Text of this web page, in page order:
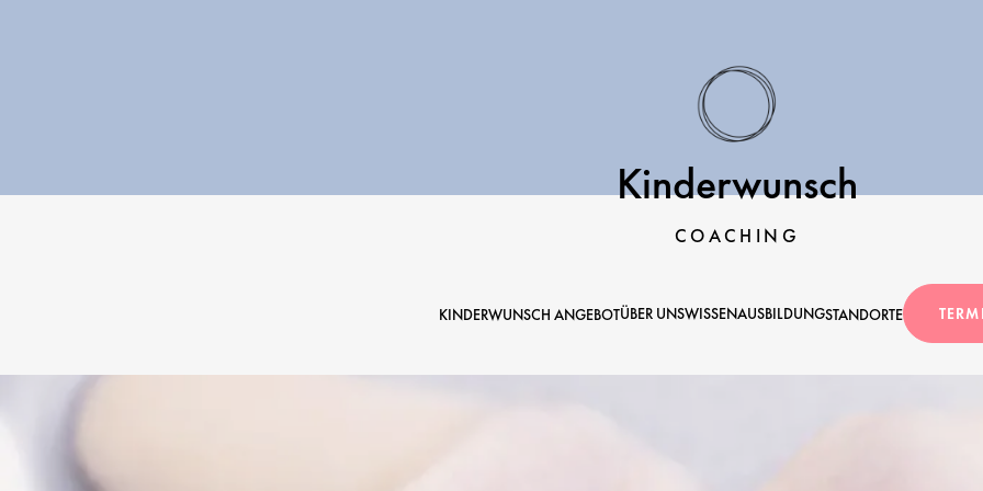
Kinderwunsch
COACHING
KINDERWUNSCH ANGEBOTÜBER UNSWISSENAUSBILDUNGSTANDORTE